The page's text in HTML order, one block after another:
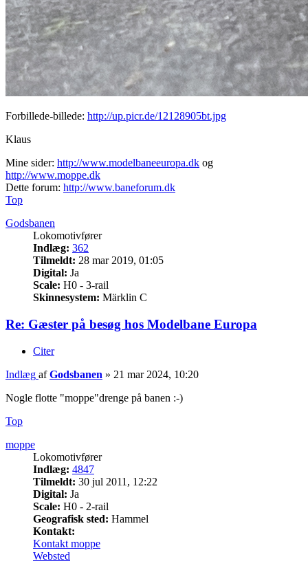
Forbillede-billede: http://up.picr.de/12128905bt.jpg
Klaus
Mine sider: http://www.modelbaneeuropa.dk og
http://www.moppe.dk
Dette forum: http://www.baneforum.dk
Top
Godsbanen
Lokomotivfører
Indlæg: 362
Tilmeldt: 28 mar 2019, 01:05
Digital: Ja
Scale: H0 - 3-rail
Skinnesystem: Märklin C
Re: Gæster på besøg hos Modelbane Europa
Citer
Indlæg afGodsbanen » 21 mar 2024, 10:20
Nogle flotte "moppe"drenge på banen :-)
Top
moppe
Lokomotivfører
Indlæg: 4847
Tilmeldt: 30 jul 2011, 12:22
Digital: Ja
Scale: H0 - 2-rail
Geografisk sted: Hammel
Kontakt:
Kontakt moppe
Websted